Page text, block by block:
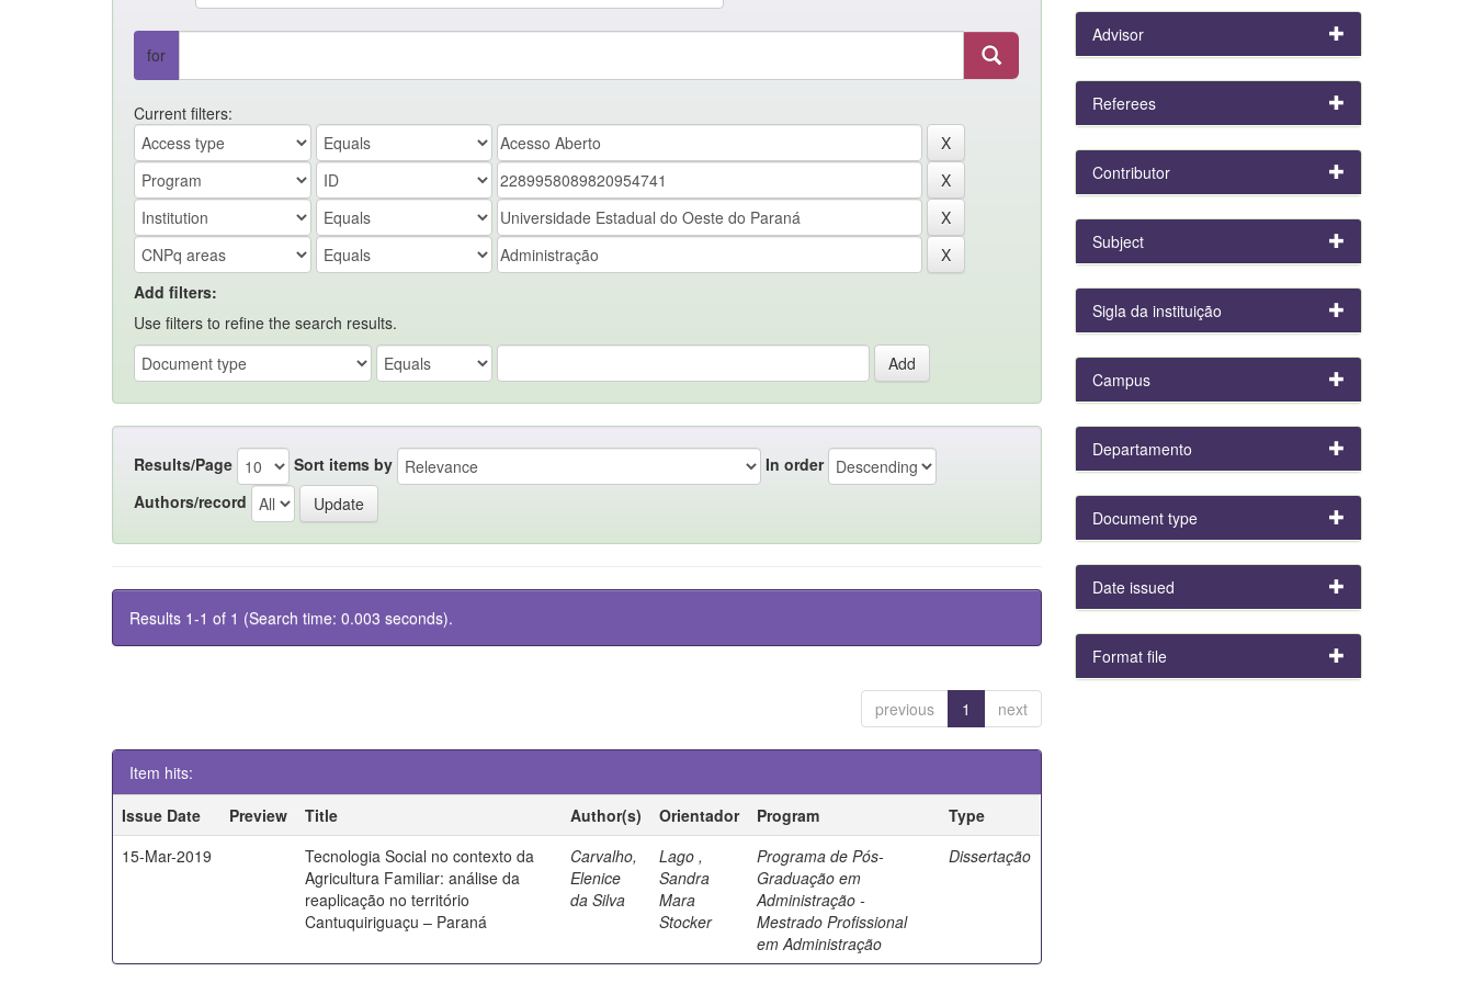
for
Current filters:
Add filters:
Use filters to refine the search results.
Results/Page Sort items by
In order
Authors/record
Results 1-1 of 1 (Search time: 0.003 seconds).
previous 1 next
Item hits:
Issue Date
Preview Title Author(s) Orientador Program
Type
15-Mar-2019
Tecnologia Social no contexto da
Agricultura Familiar: análise da
reaplicação no território
Cantuquiriguaçu – Paraná
Carvalho,
Elenice
da Silva
Lago ,
Sandra
Mara
Stocker
Programa de Pós-
Graduação em
Administração -
Mestrado Profissional
em Administração
Dissertação
Advisor
Referees
Contributor
Subject
Sigla da instituição
Campus
Departamento
Document type
Date issued
Format file